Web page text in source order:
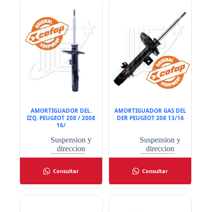
AMORTIGUADOR DEL.
IZQ. PEUGEOT 208 / 2008
16/
Suspension y
direccion
Consultar
AMORTIGUADOR GAS DEL
DER PEUGEOT 208 13/16
Suspension y
direccion
Consultar